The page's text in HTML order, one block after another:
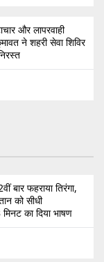
और लापरवाही
ने शहरी सेवा शिविर
बार फहराया तिरंगा,
को सीधी
का दिया भाषण